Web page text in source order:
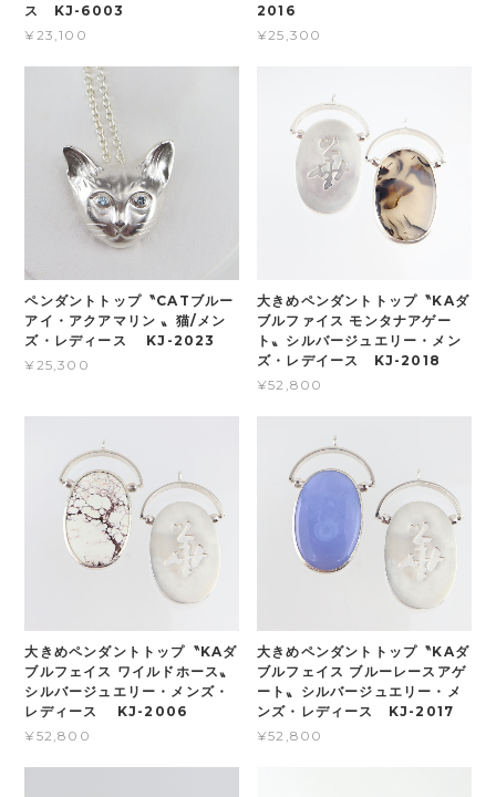
ス KJ-6003
¥23,100
2016
¥25,300
ペンダントトップ〝CATブルー
アイ・アクアマリン 〟猫/メン
ズ・レディース KJ-2023
¥25,300
大きめペンダントトップ〝KAダ
ブルファイス モンタナアゲー
ト〟シルバージュエリー・メン
ズ・レデイース KJ-2018
¥52,800
大きめペンダントトップ〝KAダ
ブルフェイス ワイルドホース〟
シルバージュエリー・メンズ・
レディース KJ-2006
¥52,800
大きめペンダントトップ〝KAダ
ブルフェイス ブルーレースアゲ
ート〟シルバージュエリー・メ
ンズ・レディース KJ-2017
¥52,800